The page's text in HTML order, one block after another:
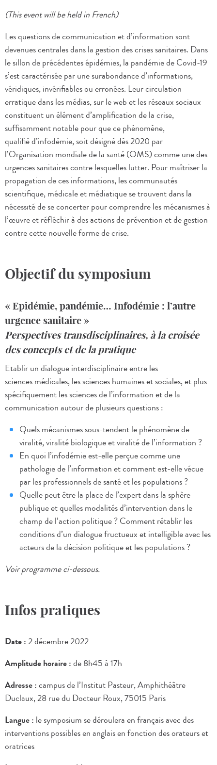
(This event will be held in French)
Les questions de communication et d’information sont
devenues centrales dans la gestion des crises sanitaires. Dans
le sillon de précédentes épidémies, la pandémie de Covid-19
s’est caractérisée par une surabondance d’informations,
véridiques, invérifiables ou erronées. Leur circulation
erratique dans les médias, sur le web et les réseaux sociaux
constituent un élément d’amplification de la crise,
suffisamment notable pour que ce phénomène,
qualifié d’infodémie, soit désigné dès 2020 par
l’Organisation mondiale de la santé (OMS) comme une des
urgences sanitaires contre lesquelles lutter. Pour maîtriser la
propagation de ces informations, les communautés
scientifique, médicale et médiatique se trouvent dans la
nécessité de se concerter pour comprendre les mécanismes à
l’œuvre et réfléchir à des actions de prévention et de gestion
contre cette nouvelle forme de crise.
Objectif du symposium
« Epidémie, pandémie… Infodémie : l’autre
urgence sanitaire »
Perspectives transdisciplinaires, à la croisée
des concepts et de la pratique
Etablir un dialogue interdisciplinaire entre les
sciences médicales, les sciences humaines et sociales, et plus
spécifiquement les sciences de l’information et de la
communication autour de plusieurs questions :
Quels mécanismes sous-tendent le phénomène de
viralité, viralité biologique et viralité de l’information ?
En quoi l’infodémie est-elle perçue comme une
pathologie de l’information et comment est-elle vécue
par les professionnels de santé et les populations ?
Quelle peut être la place de l’expert dans la sphère
publique et quelles modalités d’intervention dans le
champ de l’action politique ? Comment rétablir les
conditions d’un dialogue fructueux et intelligible avec les
acteurs de la décision politique et les populations ?
Voir programme ci-dessous.
Infos pratiques
Date :2 décembre 2022
Amplitude horaire :de 8h45 à 17h
Adresse :campus de l’Institut Pasteur, Amphithéâtre
Duclaux, 28 rue du Docteur Roux, 75015 Paris
Langue : le symposium se déroulera en français avec des
interventions possibles en anglais en fonction des orateurs et
oratrices